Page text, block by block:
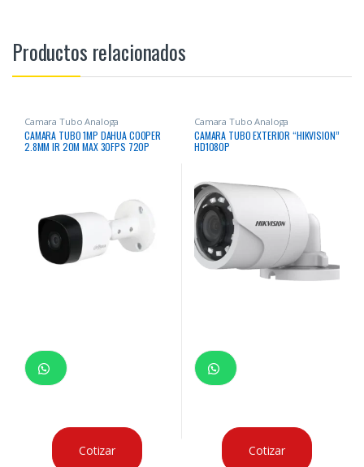
Productos relacionados
Camara Tubo Analoga
CAMARA TUBO 1MP DAHUA COOPER
2.8MM IR 20M MAX 30FPS 720P
Cotizar
Camara Tubo Analoga
CAMARA TUBO EXTERIOR “HIKVISION”
HD1080P
Cotizar